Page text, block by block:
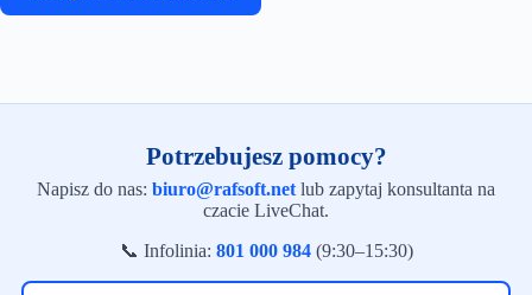
Potrzebujesz pomocy?
Napisz do nas: biuro@rafsoft.net lub zapytaj konsultanta na
czacie LiveChat.
📞 Infolinia: 801 000 984(9:30–15:30)